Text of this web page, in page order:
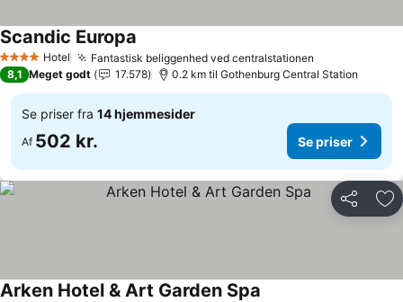
4 StjernerHotel Fantastisk beliggenhed ved centralstationen
Scandic Europa
8,1 Meget godt 17.578 0.2 km til Gothenburg Central Station
Se priser fra 14 hjemmesider
Af 502 kr. Se priser
Del
Arken Hotel & Art Garden Spa